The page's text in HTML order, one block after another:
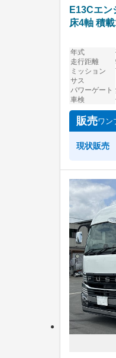
E13Cエン
床4軸 積
年式
走行距離
ミッション
サス
パワーゲート
車検
販売ワン
現状販売